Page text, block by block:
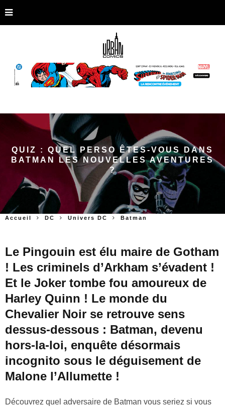
QUIZ : QUEL PERSO ÊTES-VOUS DANS
BATMAN LES NOUVELLES AVENTURES
?
Accueil DC Univers DC Batman
Le Pingouin est élu maire de Gotham
! Les criminels d’Arkham s’évadent !
Et le Joker tombe fou amoureux de
Harley Quinn ! Le monde du
Chevalier Noir se retrouve sens
dessus-dessous : Batman, devenu
hors-la-loi, enquête désormais
incognito sous le déguisement de
Malone l’Allumette !
Découvrez quel adversaire de Batman vous seriez si vous